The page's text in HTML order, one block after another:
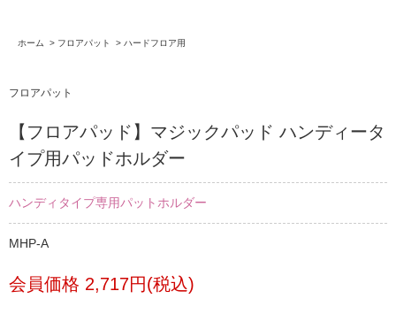
ホーム > フロアパット > ハードフロア用
フロアパット
【フロアパッド】マジックパッド ハンディータ
イプ用パッドホルダー
ハンディタイプ専用パットホルダー
MHP-A
会員価格 2,717円(税込)